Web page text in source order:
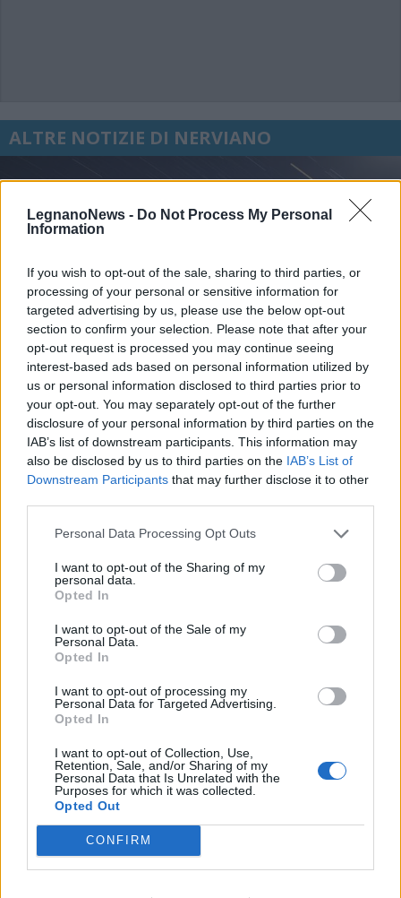
LegnanoNews - Do Not Process My Personal
Information
If you wish to opt-out of the sale, sharing to third parties, or
processing of your personal or sensitive information for
targeted advertising by us, please use the below opt-out
section to confirm your selection. Please note that after your
opt-out request is processed you may continue seeing
interest-based ads based on personal information utilized by
us or personal information disclosed to third parties prior to
your opt-out. You may separately opt-out of the further
disclosure of your personal information by third parties on the
IAB’s list of downstream participants. This information may
also be disclosed by us to third parties on the IAB’s List of
Downstream Participants that may further disclose it to other
Personal Data Processing Opt Outs
I want to opt-out of the Sharing of my
personal data.
Opted In
I want to opt-out of the Sale of my
Personal Data.
Opted In
I want to opt-out of processing my
Personal Data for Targeted Advertising.
Opted In
I want to opt-out of Collection, Use,
Retention, Sale, and/or Sharing of my
Personal Data that Is Unrelated with the
Purposes for which it was collected.
Opted Out
CONFIRM
ALTRE NOTIZIE DI NERVIANO
EVENTI
Tra stelle, trekking ed
cadenti in Lombardia
ECONOMIA
L’industria che resiste nell’Alto